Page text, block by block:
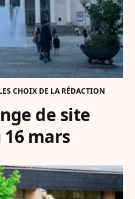
CHOIX DE LA RÉDACTION
de site
mars